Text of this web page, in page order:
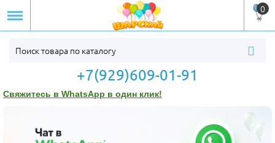
0
+7(929)609-01-91
Свяжитесь в WhatsApp в один клик!